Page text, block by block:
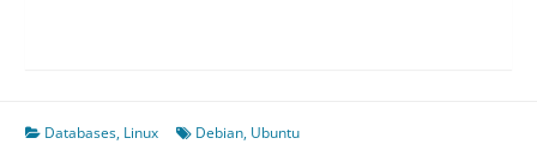
Databases, Linux Debian, Ubuntu